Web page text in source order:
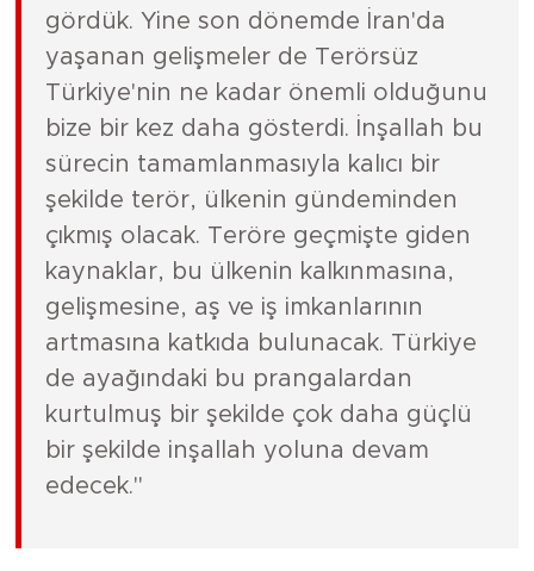
gördük. Yine son dönemde İran'da
yaşanan gelişmeler de Terörsüz
Türkiye'nin ne kadar önemli olduğunu
bize bir kez daha gösterdi. İnşallah bu
sürecin tamamlanmasıyla kalıcı bir
şekilde terör, ülkenin gündeminden
çıkmış olacak. Teröre geçmişte giden
kaynaklar, bu ülkenin kalkınmasına,
gelişmesine, aş ve iş imkanlarının
artmasına katkıda bulunacak. Türkiye
de ayağındaki bu prangalardan
kurtulmuş bir şekilde çok daha güçlü
bir şekilde inşallah yoluna devam
edecek."